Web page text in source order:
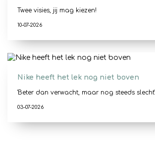
Twee visies, jij mag kiezen!
10-07-2026
Nike heeft het lek nog niet boven
'Beter dan verwacht, maar nog steeds slecht'
03-07-2026